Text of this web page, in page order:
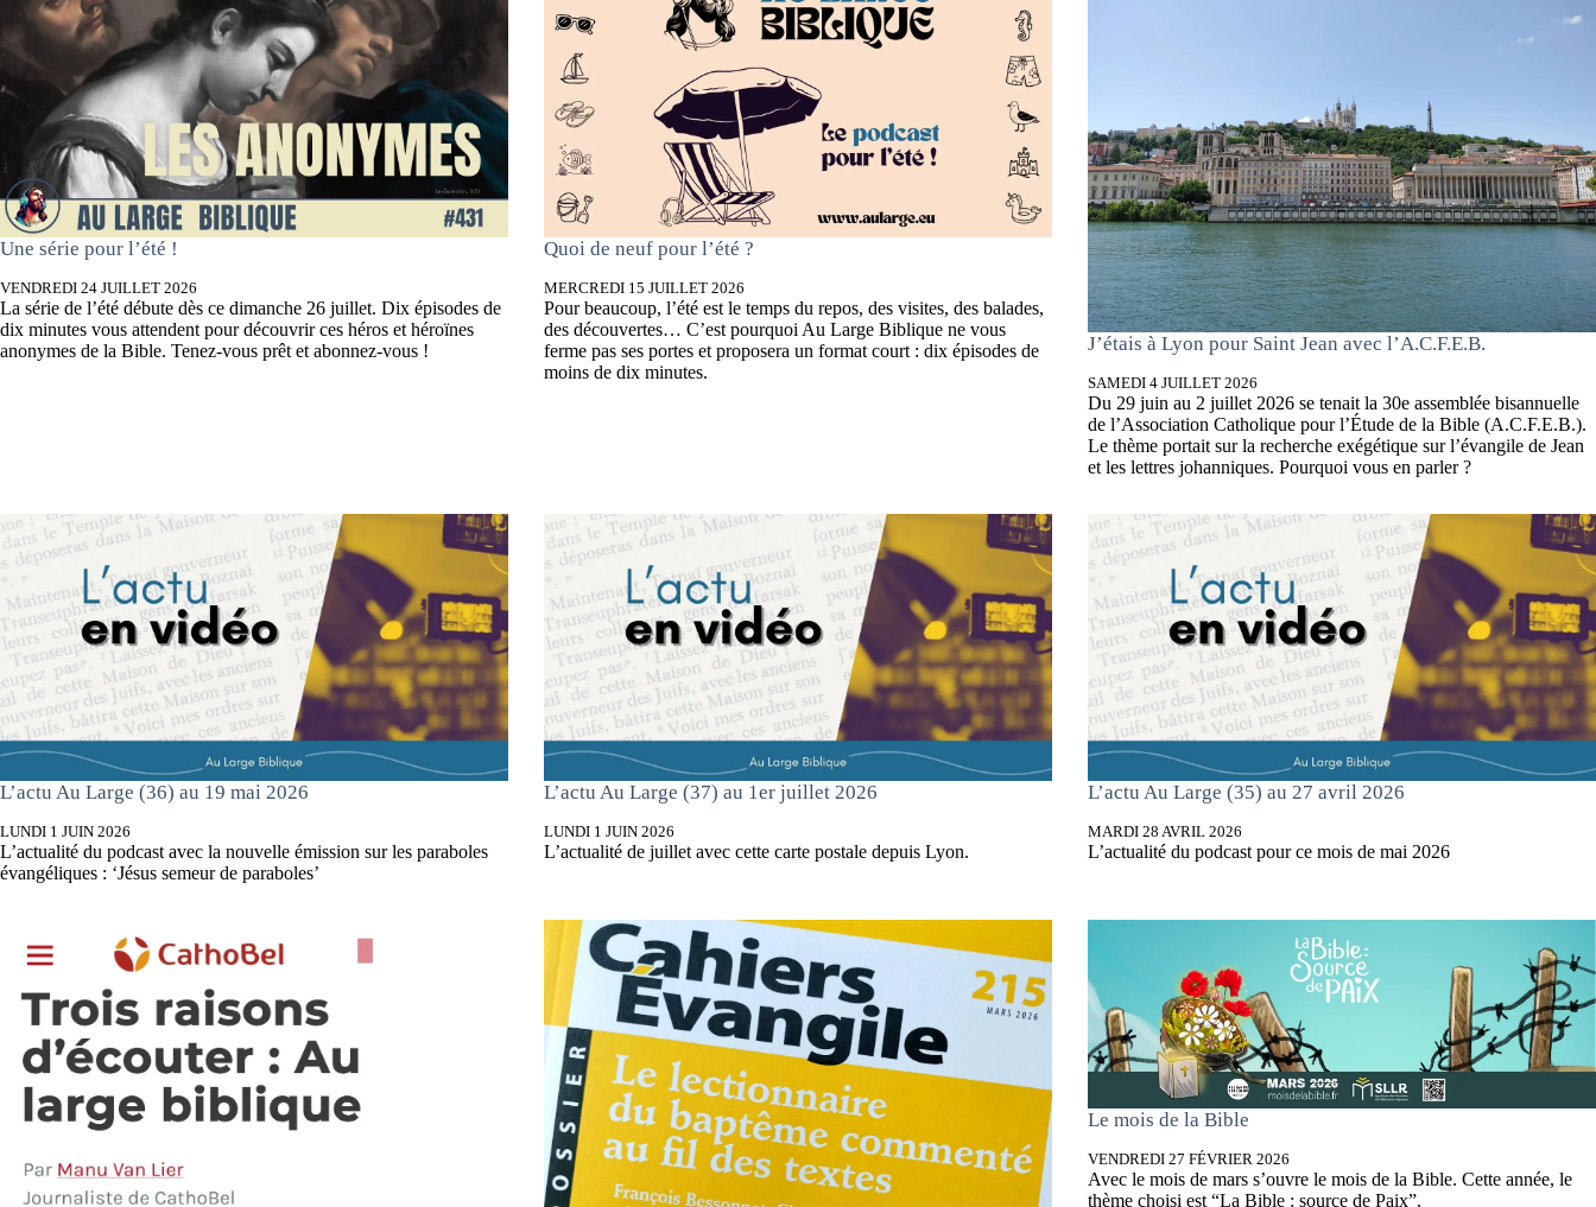
Une série pour l’été !
VENDREDI 24 JUILLET 2026
La série de l’été débute dès ce dimanche 26 juillet. Dix épisodes de
dix minutes vous attendent pour découvrir ces héros et héroïnes
anonymes de la Bible. Tenez-vous prêt et abonnez-vous !
Quoi de neuf pour l’été ?
MERCREDI 15 JUILLET 2026
Pour beaucoup, l’été est le temps du repos, des visites, des balades,
des découvertes… C’est pourquoi Au Large Biblique ne vous
ferme pas ses portes et proposera un format court : dix épisodes de
moins de dix minutes.
J’étais à Lyon pour Saint Jean avec l’A.C.F.E.B.
SAMEDI 4 JUILLET 2026
Du 29 juin au 2 juillet 2026 se tenait la 30e assemblée bisannuelle
de l’Association Catholique pour l’Étude de la Bible (A.C.F.E.B.).
Le thème portait sur la recherche exégétique sur l’évangile de Jean
et les lettres johanniques. Pourquoi vous en parler ?
L’actu Au Large (36) au 19 mai 2026
LUNDI 1 JUIN 2026
L’actualité du podcast avec la nouvelle émission sur les paraboles
évangéliques : ‘Jésus semeur de paraboles’
L’actu Au Large (37) au 1er juillet 2026
LUNDI 1 JUIN 2026
L’actualité de juillet avec cette carte postale depuis Lyon.
L’actu Au Large (35) au 27 avril 2026
MARDI 28 AVRIL 2026
L’actualité du podcast pour ce mois de mai 2026
Le mois de la Bible
VENDREDI 27 FÉVRIER 2026
Avec le mois de mars s’ouvre le mois de la Bible. Cette année, le
thème choisi est “La Bible : source de Paix”.